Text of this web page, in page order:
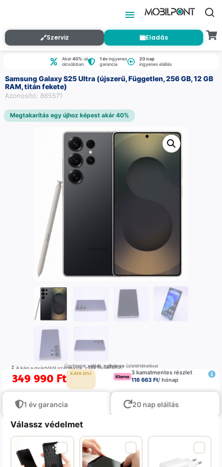
Szerviz Eladás
Akár40%-al
olcsóbban
1 évingyenes
garancia
20 nap
ingyenes elállás
Samsung Galaxy S25 Ultra (újszerű, Független, 256 GB, 12 GB
RAM, titán fekete)
Azonosító: 865571
Megtakarítás egy újhoz képest akár 40%
A kép a gyártótól származik, csak illustráció
Ügyfeleinkvalódi,nyilvánosüzletértékelései
349 990 Ft K.ÁFA (0%)
3 kamatmentes részlet
116 663 Ft/ hónap
1 év garancia 20 nap elállás
Válassz védelmet